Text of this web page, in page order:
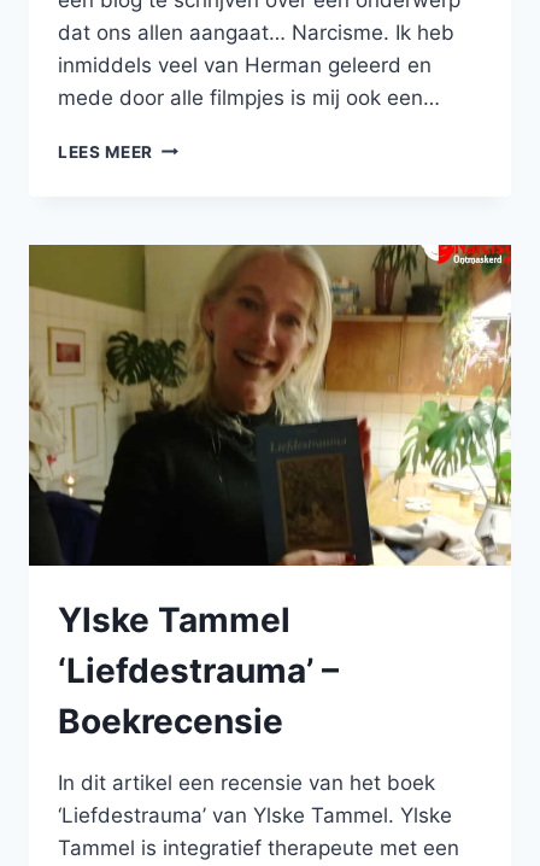
dat ons allen aangaat… Narcisme. Ik heb
inmiddels veel van Herman geleerd en
mede door alle filmpjes is mij ook een…
LEES MEER MARIA
ZICHZELF
TERUGVOND’
Ylske Tammel
‘Liefdestrauma’ –
Boekrecensie
In dit artikel een recensie van het boek
‘Liefdestrauma’ van Ylske Tammel. Ylske
Tammel is integratief therapeute met een